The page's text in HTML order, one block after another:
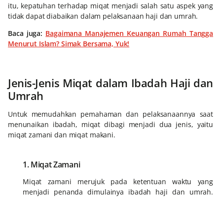
itu, kepatuhan terhadap miqat menjadi salah satu aspek yang
tidak dapat diabaikan dalam pelaksanaan haji dan umrah.
Baca juga: Bagaimana Manajemen Keuangan Rumah Tangga
Menurut Islam? Simak Bersama, Yuk!
Jenis-Jenis Miqat dalam Ibadah Haji dan
Umrah
Untuk memudahkan pemahaman dan pelaksanaannya saat
menunaikan ibadah, miqat dibagi menjadi dua jenis, yaitu
miqat zamani dan miqat makani.
1. Miqat Zamani
Miqat zamani merujuk pada ketentuan waktu yang
menjadi penanda dimulainya ibadah haji dan umrah.